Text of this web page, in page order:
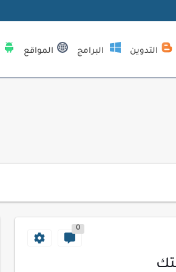
التدوين البرامج المواقع
0